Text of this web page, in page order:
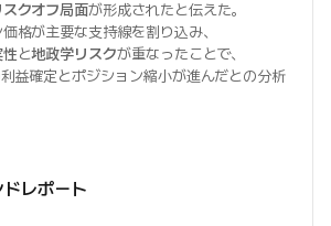
スクオフ局面が形成されたと伝えた。
格が主要な支持線を割り込み、
と地政学リスクが重なったことで、
益確定とポジション縮小が進んだとの分析
レポート